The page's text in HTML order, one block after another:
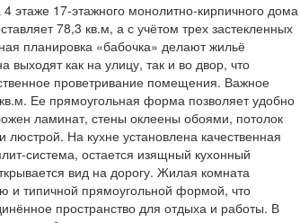
этаже 17-этажного монолитно-кирпичного дома
78,3 кв.м, а с учётом трех застекленных
планировка «бабочка» делают жильё
как на улицу, так и во двор, что
проветривание помещения. Важное
Ее прямоугольная форма позволяет удобно
ламинат, стены оклеены обоями, потолок
На кухне установлена качественная
система, остается изящный кухонный
вид на дорогу. Жилая комната
типичной прямоугольной формой, что
пространство для отдыха и работы. В